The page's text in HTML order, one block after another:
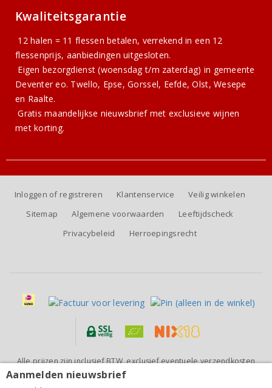
Domaine Gassier Costières de Nîmes Nostre Païs
Kwaliteitsgarantie
12 halen = 11 flessen betalen, verrekend in een 12
flessenprijs, aanbiedingen uitgesloten.
Eigen bezorgdienst (woensdag t/m zaterdag) in gemeente
Deventer eo. Twello, Epse, Gorssel, Eefde, Olst, Wesepe
en Raalte.
Gratismaandelijkse nieuwsbriefmet exclusieve wijnen
met korting.
Inloggen of registreren Klantenservice
Veilig winkelen
Sitemap
Algemene voorwaarden
Leeftijdscheck
Privacybeleid
Herroepingsrecht
Alle prijzen zijn inclusief BTW, exclusief eventuele verzendkosten
(voor orders tot 6 flessen)
Aanmelden nieuwsbrief